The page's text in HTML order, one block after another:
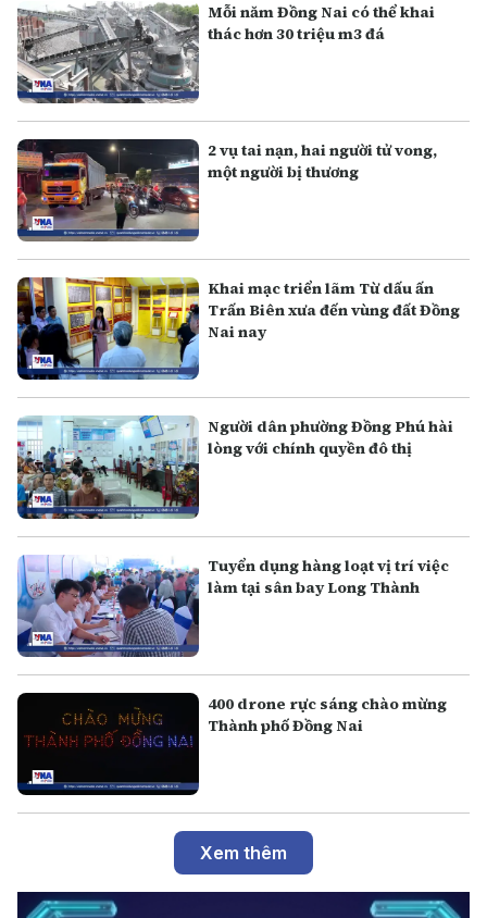
Mỗi năm Đồng Nai có thể khai
thác hơn 30 triệu m3 đá
2 vụ tai nạn, hai người tử vong,
một người bị thương
Khai mạc triển lãm Từ dấu ấn
Trấn Biên xưa đến vùng đất Đồng
Nai nay
Người dân phường Đồng Phú hài
lòng với chính quyền đô thị
Tuyển dụng hàng loạt vị trí việc
làm tại sân bay Long Thành
400 drone rực sáng chào mừng
Thành phố Đồng Nai
Xem thêm